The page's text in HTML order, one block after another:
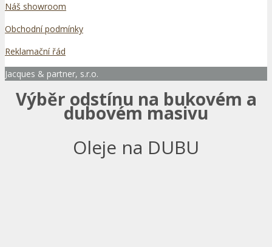
Náš showroom
Obchodní podmínky
Reklamační řád
Jacques & partner, s.r.o.
Výběr odstínu na bukovém a
dubovém masivu
Oleje na DUBU